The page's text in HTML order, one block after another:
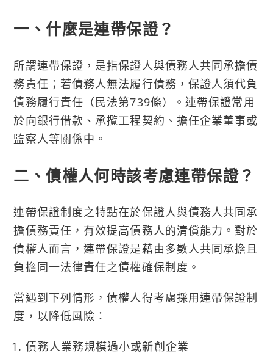
一、什麼是連帶保證？
所謂連帶保證，是指保證人與債務人共同承擔債
務責任；若債務人無法履行債務，保證人須代負
債務履行責任（民法第739條）。連帶保證常用
於向銀行借款、承攬工程契約、擔任企業董事或
監察人等關係中。
二、債權人何時該考慮連帶保證？
連帶保證制度之特點在於保證人與債務人共同承
擔債務責任，有效提高債務人的清償能力。對於
債權人而言，連帶保證是藉由多數人共同承擔且
負擔同一法律責任之債權確保制度。
當遇到下列情形，債權人得考慮採用連帶保證制
度，以降低風險：
債務人業務規模過小或新創企業